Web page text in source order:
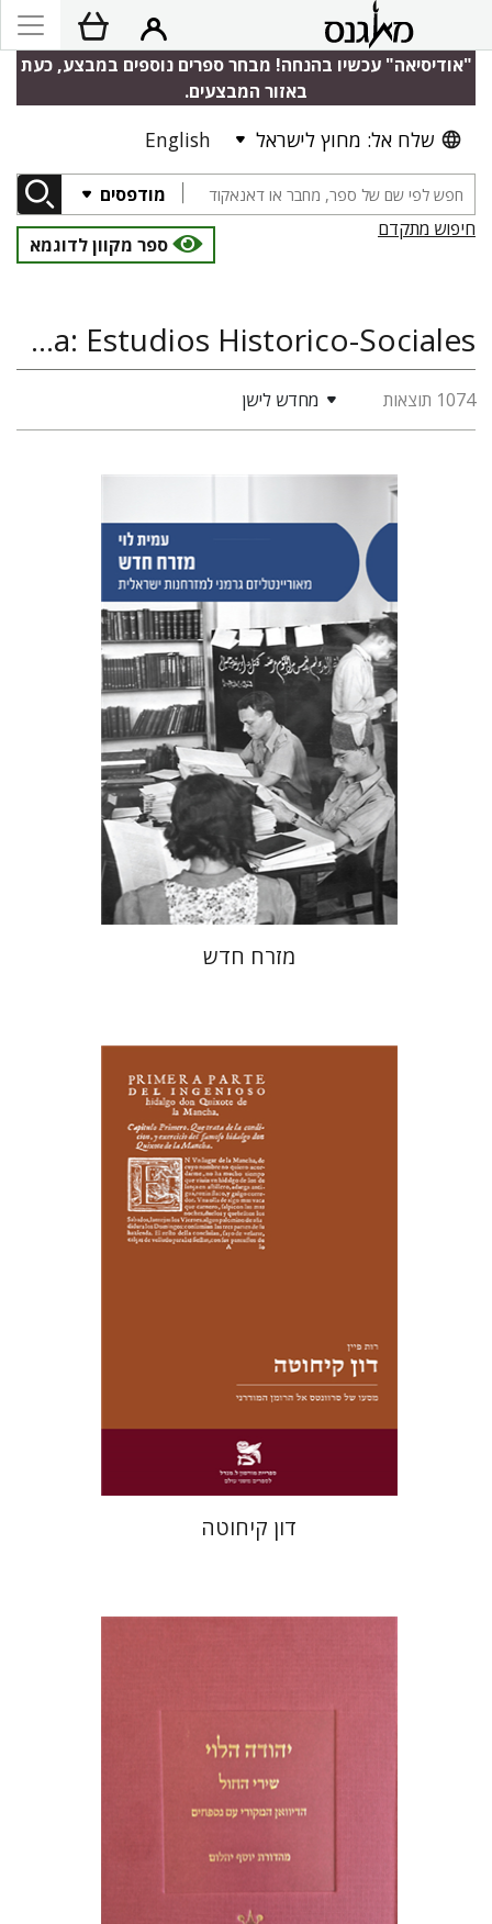
"אודיסיאה" עכשיו בהנחה! מבחר ספרים נוספים במבצע, כעת
באזור המבצעים.
שלח אל: מחוץ לישראל English
מודפסים
חיפוש מתקדם
ספר מקוון לדוגמא
Judaica Latinoamericana: Estudios Historico-Sociales, היסטוריה, היסטוריה יהודית
1074 תוצאות מחדש לישן
הנחת אתר ספר מודפס
$42
$38
מזרח חדש
הנחת אתר ספר מודפס
$31
$28
דון קיחוטה